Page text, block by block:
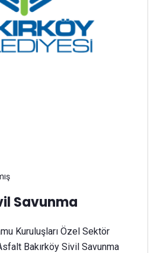
Savunma
Kuruluşları Özel Sektör
Bakırköy Sivil Savunma